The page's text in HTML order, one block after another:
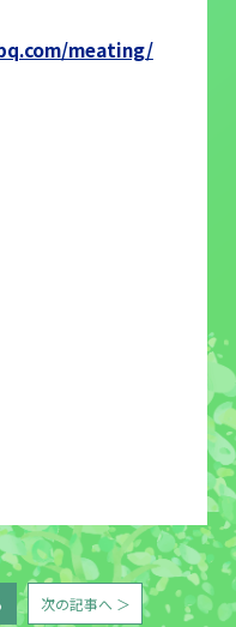
meating/
次の記事へ ＞